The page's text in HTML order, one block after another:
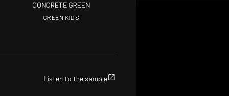
CONCRETE GREEN
GREEN KIDS
Listen to the sample